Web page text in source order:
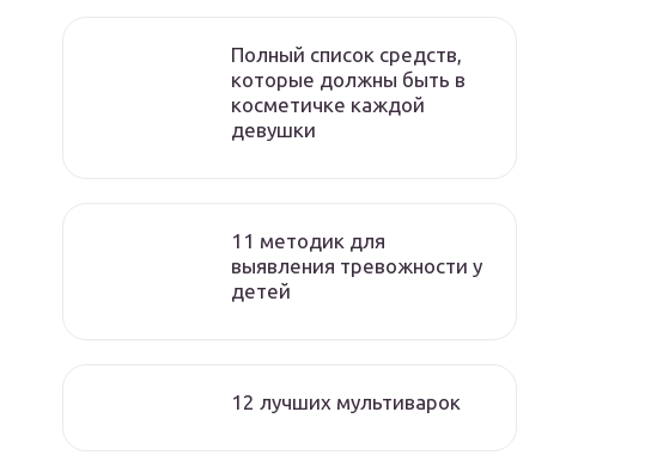
Полный список средств,
которые должны быть в
косметичке каждой
девушки
11 методик для
выявления тревожности у
детей
12 лучших мультиварок